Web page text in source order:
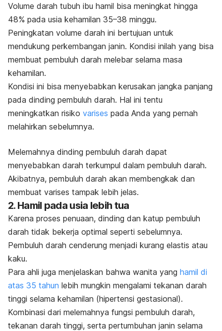
Volume darah tubuh ibu hamil bisa meningkat hingga
48% pada usia kehamilan 35–38 minggu.
Peningkatan volume darah ini bertujuan untuk
mendukung perkembangan janin. Kondisi inilah yang bisa
membuat pembuluh darah melebar selama masa
kehamilan.
Kondisi ini bisa menyebabkan kerusakan jangka panjang
pada dinding pembuluh darah. Hal ini tentu
meningkatkan risiko varises pada Anda yang pernah
melahirkan sebelumnya.
Melemahnya dinding pembuluh darah dapat
menyebabkan darah terkumpul dalam pembuluh darah.
Akibatnya, pembuluh darah akan membengkak dan
membuat varises tampak lebih jelas.
2. Hamil pada usia lebih tua
Karena proses penuaan, dinding dan katup pembuluh
darah tidak bekerja optimal seperti sebelumnya.
Pembuluh darah cenderung menjadi kurang elastis atau
kaku.
Para ahli juga menjelaskan bahwa wanita yang hamil di
atas 35 tahun lebih mungkin mengalami tekanan darah
tinggi selama kehamilan (hipertensi gestasional).
Kombinasi dari melemahnya fungsi pembuluh darah,
tekanan darah tinggi, serta pertumbuhan janin selama